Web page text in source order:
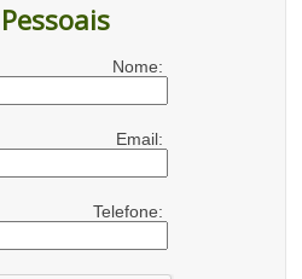
Nome:
Email:
Telefone: